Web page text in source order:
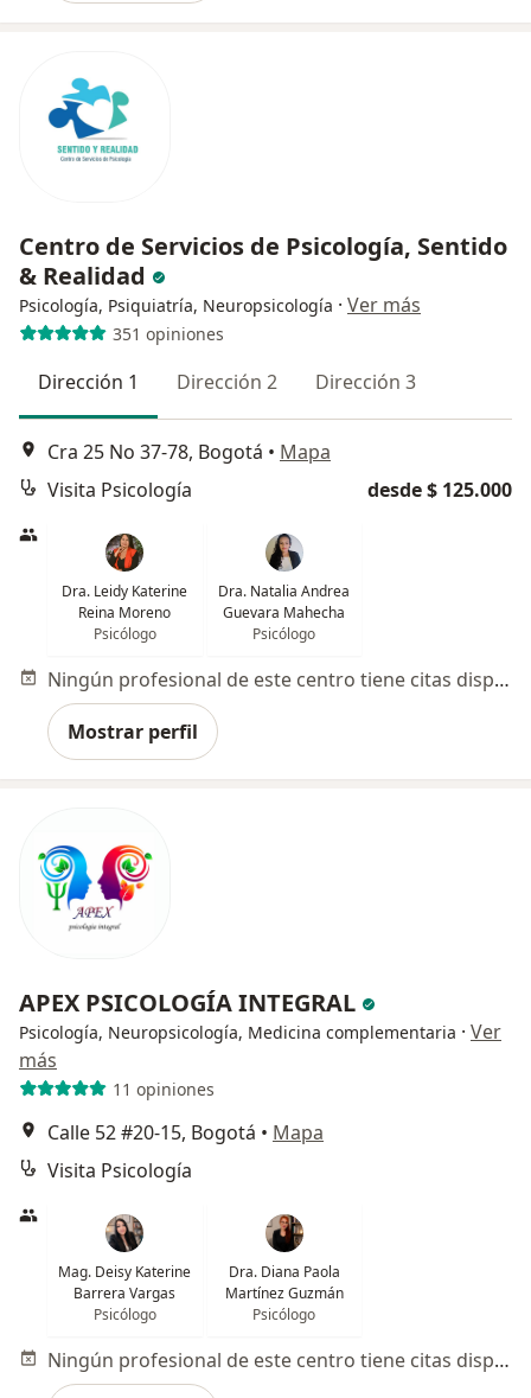
Centro de Servicios de Psicología, Sentido
& Realidad
Psicología, Psiquiatría, Neuropsicología · Ver más
351 opiniones
Dirección 1 Dirección 2 Dirección 3
Cra 25 No 37-78, Bogotá • Mapa
Visita Psicología
desde $ 125.000
Dra. Leidy Katerine
Reina Moreno
Psicólogo
Dra. Natalia Andrea
Guevara Mahecha
Psicólogo
Ningún profesional de este centro tiene citas disponibles
Mostrar perfil
APEX PSICOLOGÍA INTEGRAL
Psicología, Neuropsicología, Medicina complementaria · Ver
más
11 opiniones
Calle 52 #20-15, Bogotá • Mapa
Visita Psicología
Mag. Deisy Katerine
Barrera Vargas
Psicólogo
Dra. Diana Paola
Martínez Guzmán
Psicólogo
Ningún profesional de este centro tiene citas disponibles